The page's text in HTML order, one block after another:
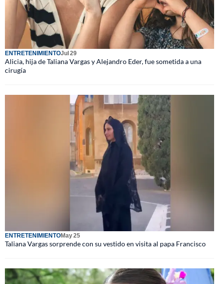
ENTRETENIMIENTOJul 29
Alicia, hija de Taliana Vargas y Alejandro Eder, fue sometida a una
cirugía
ENTRETENIMIENTOMay 25
Taliana Vargas sorprende con su vestido en visita al papa Francisco